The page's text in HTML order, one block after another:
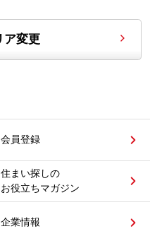
ア変更
会員登録
住まい探しの
お役立ちマガジン
企業情報